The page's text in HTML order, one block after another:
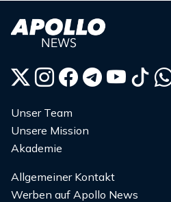
Unser Team
Unsere Mission
Akademie
Allgemeiner Kontakt
Werben auf Apollo News